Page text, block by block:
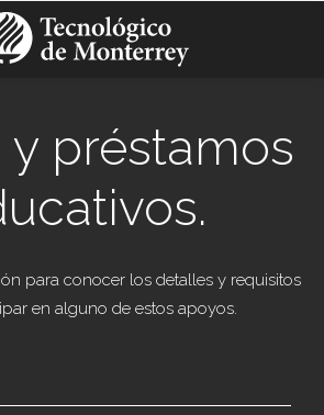
y préstamos
para conocer los detalles y requisitos
en alguno de estos apoyos.